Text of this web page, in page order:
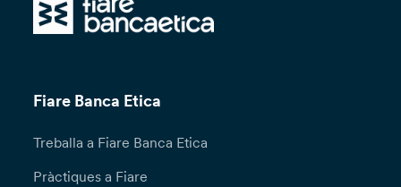
Fiare Banca Etica
Treballa a Fiare Banca Etica
Pràctiques a Fiare